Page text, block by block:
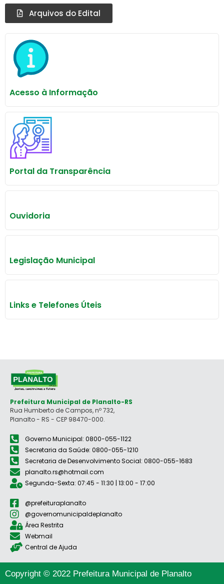
Arquivos do Edital
Acesso à Informação
Portal da Transparência
Ouvidoria
Legislação Municipal
Links e Telefones Úteis
Prefeitura Municipal de Planalto-RS
Rua Humberto de Campos, nº 732,
Planalto - RS - CEP 98470-000.
Governo Municipal: 0800-055-1122
Secretaria da Saúde: 0800-055-1210
Secretaria de Desenvolvimento Social: 0800-055-1683
planalto.rs@hotmail.com
Segunda-Sexta: 07:45 - 11:30 | 13:00 - 17:00
@prefeituraplanalto
@governomunicipaldeplanalto
Área Restrita
Webmail
Central de Ajuda
Copyright © 2022 Prefeitura Municipal de Planalto